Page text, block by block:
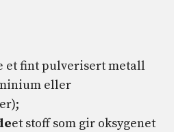
et fint pulverisert metall
eller
et stoff som gir oksygenet